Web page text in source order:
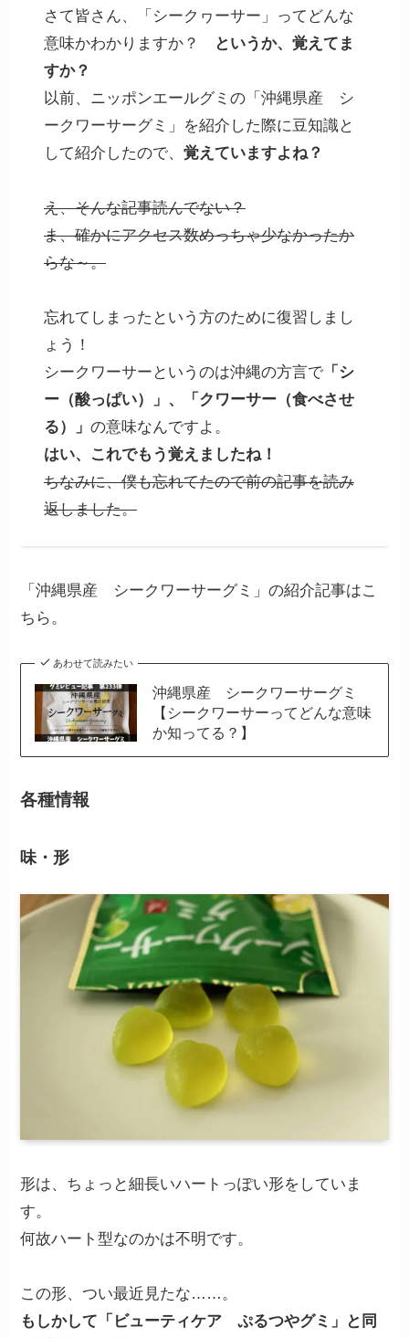
さて皆さん、「シークヮーサー」ってどんな
意味かわかりますか？
というか、覚えてま
すか？
以前、ニッポンエールグミの「沖縄県産 シ
ークワーサーグミ」を紹介した際に豆知識と
して紹介したので、 覚えていますよね？
え、そんな記事読んでない？
ま、確かにアクセス数めっちゃ少なかったか
らな～。
忘れてしまったという方のために復習しまし
ょう！
シークワーサーというのは沖縄の方言で「シ
ー（酸っぱい）」、「クワーサー（食べさせ
る）」 の意味なんですよ。
はい、これでもう覚えましたね！
ちなみに、僕も忘れてたので前の記事を読み
返しました。
「沖縄県産 シークワーサーグミ」の紹介記事はこ
ちら。
あわせて読みたい
沖縄県産 シークワーサーグミ
【シークワーサーってどんな意味
か知ってる？】
各種情報
味・形
形は、ちょっと細長いハートっぽい形をしていま
す。
何故ハート型なのかは不明です。
この形、つい最近見たな……。
もしかして「ビューティケア ぷるつやグミ」と同